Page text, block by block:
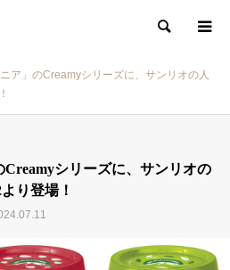
検索
ニア」のCreamyシリーズに、サンリオの人
Creamyシリーズに、サンリオの
り登場！